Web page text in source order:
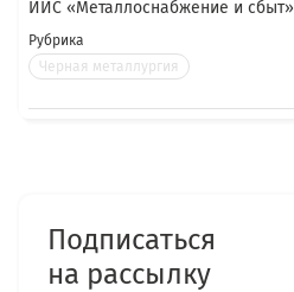
ИИС «Металлоснабжение и сбыт»
Рубрика
Черная металлургия
Подписаться
на рассылку